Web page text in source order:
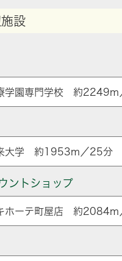
設
学園専門学校 約2249m
大学 約1953m／25分
ントショップ
ホーテ町屋店 約2084m